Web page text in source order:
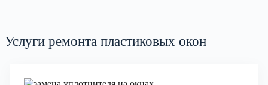
Услуги ремонта пластиковых окон